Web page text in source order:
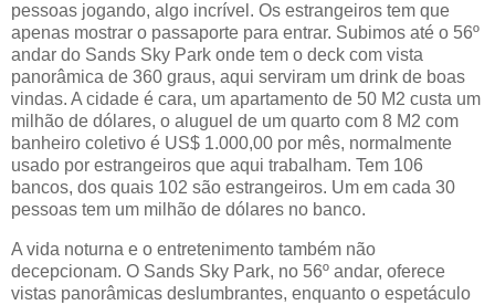
pessoas jogando, algo incrível. Os estrangeiros tem que
apenas mostrar o passaporte para entrar. Subimos até o 56º
andar do Sands Sky Park onde tem o deck com vista
panorâmica de 360 graus, aqui serviram um drink de boas
vindas. A cidade é cara, um apartamento de 50 M2 custa um
milhão de dólares, o aluguel de um quarto com 8 M2 com
banheiro coletivo é US$ 1.000,00 por mês, normalmente
usado por estrangeiros que aqui trabalham. Tem 106
bancos, dos quais 102 são estrangeiros. Um em cada 30
pessoas tem um milhão de dólares no banco.
A vida noturna e o entretenimento também não
decepcionam. O Sands Sky Park, no 56º andar, oferece
vistas panorâmicas deslumbrantes, enquanto o espetáculo